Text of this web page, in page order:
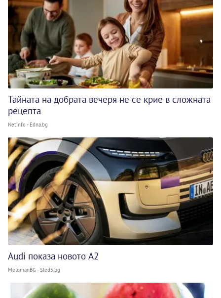
Тайната на добрата вечеря не се крие в сложната
рецепта
NetInfo - Edna.bg
Audi показа новото A2
MelomanBG - Sled5.bg